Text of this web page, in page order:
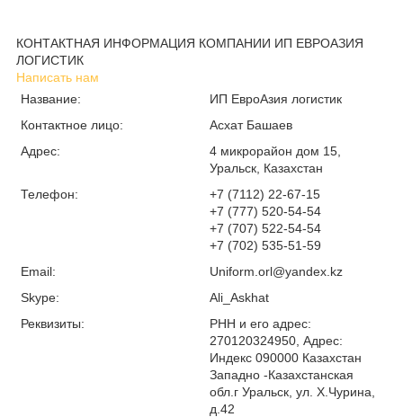
КОНТАКТНАЯ ИНФОРМАЦИЯ КОМПАНИИ ИП ЕВРОАЗИЯ
ЛОГИСТИК
Написать нам
Название:
ИП ЕвроАзия логистик
Контактное лицо:
Асхат Башаев
Адрес:
4 микрорайон дом 15,
Уральск, Казахстан
Телефон:
+7 (7112) 22-67-15
+7 (777) 520-54-54
+7 (707) 522-54-54
+7 (702) 535-51-59
Email:
Uniform.orl@yandex.kz
Skype:
Ali_Askhat
Реквизиты:
РНН и его адрес:
270120324950, Адрес:
Индекс 090000 Казахстан
Западно -Казахстанская
обл.г Уральск, ул. Х.Чурина,
д.42